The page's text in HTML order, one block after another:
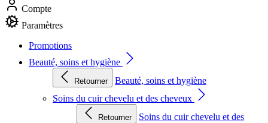
Compte
Paramètres
Promotions
Beauté, soins et hygiène
Retourner
Beauté, soins et hygiène
Soins du cuir chevelu et des cheveux
Retourner
Soins du cuir chevelu et des